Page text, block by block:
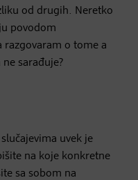
od drugih. Neretko
povodom
razgovaram o tome a
sarađuje?
uvek je
na koje konkretne
sa sobom na